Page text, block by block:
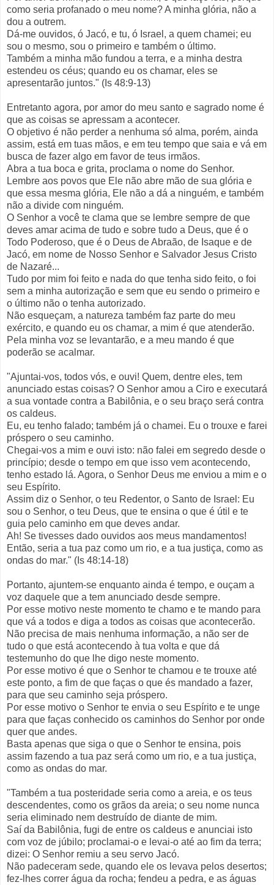
como seria profanado o meu nome? A minha glória, não a
dou a outrem.
Dá-me ouvidos, ó Jacó, e tu, ó Israel, a quem chamei; eu
sou o mesmo, sou o primeiro e também o último.
Também a minha mão fundou a terra, e a minha destra
estendeu os céus; quando eu os chamar, eles se
apresentarão juntos." (Is 48:9-13)
Entretanto agora, por amor do meu santo e sagrado nome é
que as coisas se apressam a acontecer.
O objetivo é não perder a nenhuma só alma, porém, ainda
assim, está em tuas mãos, e em teu tempo que saia e vá em
busca de fazer algo em favor de teus irmãos.
Abra a tua boca e grita, proclama o nome do Senhor.
Lembre aos povos que Ele não abre mão de sua glória e
que essa mesma glória, Ele não a dá a ninguém, e também
não a divide com ninguém.
O Senhor a você te clama que se lembre sempre de que
deves amar acima de tudo e sobre tudo a Deus, que é o
Todo Poderoso, que é o Deus de Abraão, de Isaque e de
Jacó, em nome de Nosso Senhor e Salvador Jesus Cristo
de Nazaré...
Tudo por mim foi feito e nada do que tenha sido feito, o foi
sem a minha autorização e sem que eu sendo o primeiro e
o último não o tenha autorizado.
Não esqueçam, a natureza também faz parte do meu
exército, e quando eu os chamar, a mim é que atenderão.
Pela minha voz se levantarão, e a meu mando é que
poderão se acalmar.
"Ajuntai-vos, todos vós, e ouvi! Quem, dentre eles, tem
anunciado estas coisas? O Senhor amou a Ciro e executará
a sua vontade contra a Babilônia, e o seu braço será contra
os caldeus.
Eu, eu tenho falado; também já o chamei. Eu o trouxe e farei
próspero o seu caminho.
Chegai-vos a mim e ouvi isto: não falei em segredo desde o
princípio; desde o tempo em que isso vem acontecendo,
tenho estado lá. Agora, o Senhor Deus me enviou a mim e o
seu Espírito.
Assim diz o Senhor, o teu Redentor, o Santo de Israel: Eu
sou o Senhor, o teu Deus, que te ensina o que é útil e te
guia pelo caminho em que deves andar.
Ah! Se tivesses dado ouvidos aos meus mandamentos!
Então, seria a tua paz como um rio, e a tua justiça, como as
ondas do mar." (Is 48:14-18)
Portanto, ajuntem-se enquanto ainda é tempo, e ouçam a
voz daquele que a tem anunciado desde sempre.
Por esse motivo neste momento te chamo e te mando para
que vá a todos e diga a todos as coisas que acontecerão.
Não precisa de mais nenhuma informação, a não ser de
tudo o que está acontecendo à tua volta e que dá
testemunho do que lhe digo neste momento.
Por esse motivo é que o Senhor te chamou e te trouxe até
este ponto, a fim de que faças o que és mandado a fazer,
para que seu caminho seja próspero.
Por esse motivo o Senhor te envia o seu Espírito e te unge
para que faças conhecido os caminhos do Senhor por onde
quer que andes.
Basta apenas que siga o que o Senhor te ensina, pois
assim fazendo a tua paz será como um rio, e a tua justiça,
como as ondas do mar.
"Também a tua posteridade seria como a areia, e os teus
descendentes, como os grãos da areia; o seu nome nunca
seria eliminado nem destruído de diante de mim.
Saí da Babilônia, fugi de entre os caldeus e anunciai isto
com voz de júbilo; proclamai-o e levai-o até ao fim da terra;
dizei: O Senhor remiu a seu servo Jacó.
Não padeceram sede, quando ele os levava pelos desertos;
fez-lhes correr água da rocha; fendeu a pedra, e as águas